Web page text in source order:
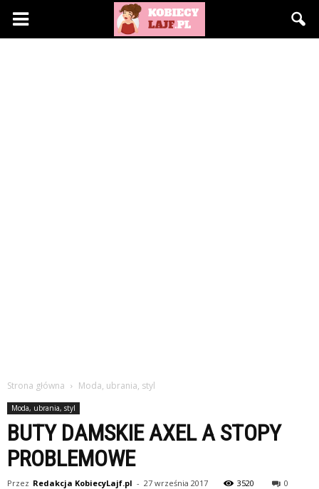
KobiecyLajf.pl
Strona główna Moda, ubrania, styl
Moda, ubrania, styl
BUTY DAMSKIE AXEL A STOPY
PROBLEMOWE
Przez Redakcja KobiecyLajf.pl - 27 września 2017 3520 0